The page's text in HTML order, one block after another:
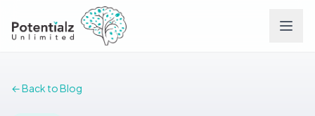
← Back to Blog